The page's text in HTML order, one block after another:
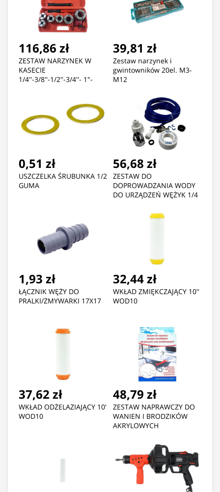
116,86 zł
ZESTAW NARZYNEK W
KASECIE
1/4''-3/8''-1/2''-3/4''- 1"-
39,81 zł
Zestaw narzynek i
gwintowników 20el. M3-
M12
0,51 zł
USZCZELKA ŚRUBUNKA 1/2
GUMA
56,68 zł
ZESTAW DO
DOPROWADZANIA WODY
DO URZĄDZEŃ WĘŻYK 1/4
1,93 zł
ŁĄCZNIK WĘŻY DO
PRALKI/ZMYWARKI 17X17
32,44 zł
WKŁAD ZMIĘKCZAJĄCY 10''
WOD10
37,62 zł
WKŁAD ODŻELAZIAJĄCY 10'
WOD10
48,79 zł
ZESTAW NAPRAWCZY DO
WANIEN I BRODZIKÓW
AKRYLOWYCH